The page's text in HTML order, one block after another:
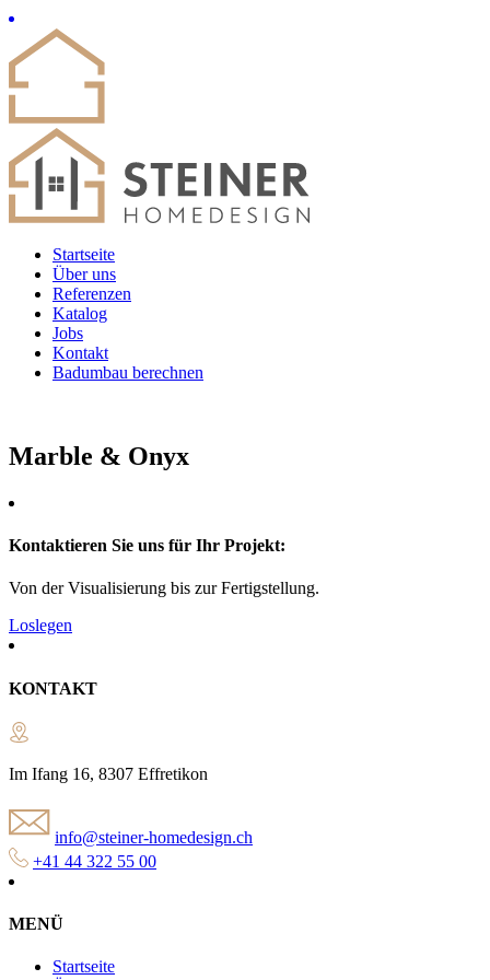
Startseite
Über uns
Referenzen
Katalog
Jobs
Kontakt
Badumbau berechnen
Marble & Onyx
Kontaktieren Sie uns für Ihr Projekt:
Von der Visualisierung bis zur Fertigstellung.
Loslegen
KONTAKT
Im Ifang 16, 8307 Effretikon
info@steiner-homedesign.ch
+41 44 322 55 00
MENÜ
Startseite